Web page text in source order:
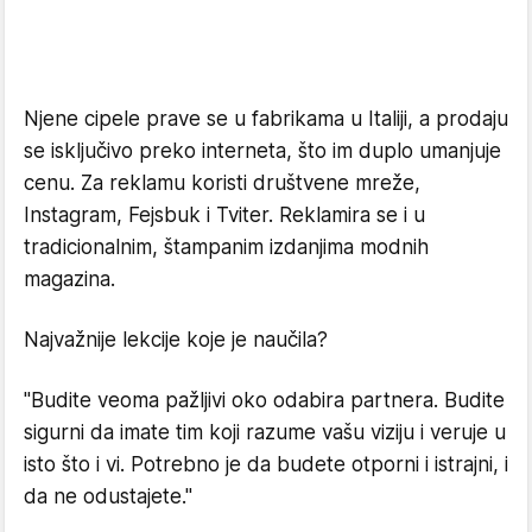
Njene cipele prave se u fabrikama u Italiji, a prodaju
se isključivo preko interneta, što im duplo umanjuje
cenu. Za reklamu koristi društvene mreže,
Instagram, Fejsbuk i Tviter. Reklamira se i u
tradicionalnim, štampanim izdanjima modnih
magazina.
Najvažnije lekcije koje je naučila?
"Budite veoma pažljivi oko odabira partnera. Budite
sigurni da imate tim koji razume vašu viziju i veruje u
isto što i vi. Potrebno je da budete otporni i istrajni, i
da ne odustajete."